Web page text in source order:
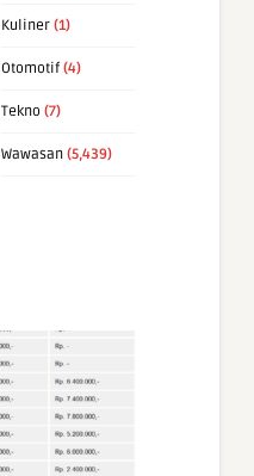
Kuliner (1)
Otomotif (4)
Tekno (7)
Wawasan (5,439)